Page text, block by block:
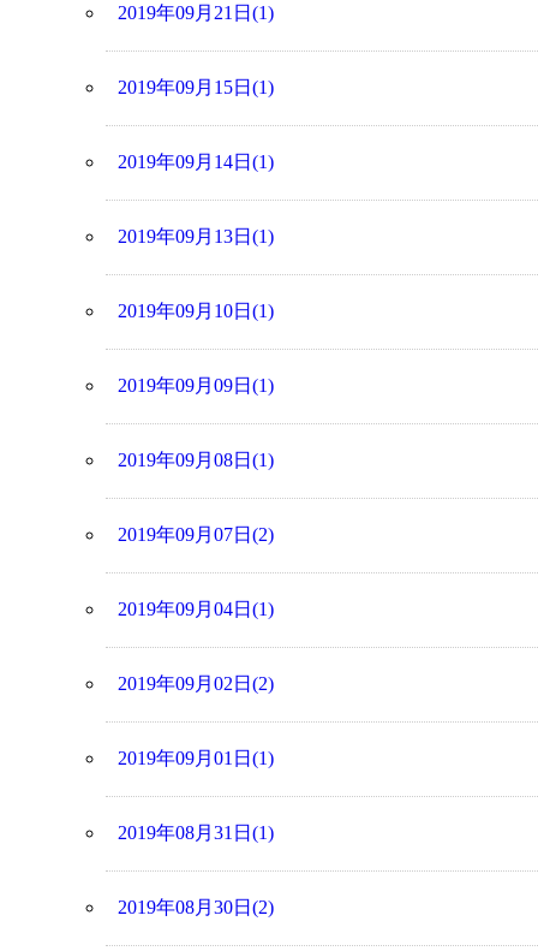
2019年09月21日(1)
2019年09月15日(1)
2019年09月14日(1)
2019年09月13日(1)
2019年09月10日(1)
2019年09月09日(1)
2019年09月08日(1)
2019年09月07日(2)
2019年09月04日(1)
2019年09月02日(2)
2019年09月01日(1)
2019年08月31日(1)
2019年08月30日(2)